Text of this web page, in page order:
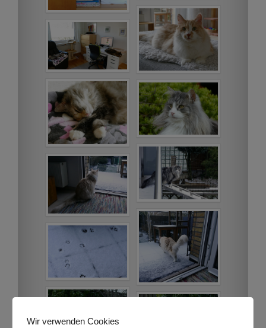
Wir verwenden Cookies